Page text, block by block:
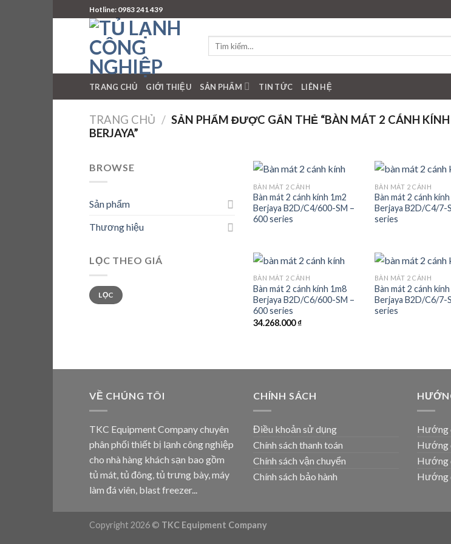
to
Hotline: 0983 241 439
TRANG CHỦ GIỚI THIỆU SẢN PHẨM TIN TỨC LIÊN HỆ
TRANG CHỦ / SẢN PHẨM ĐƯỢC GẮN THẺ “BÀN MÁT 2 CÁNH KÍNH
BERJAYA”
BROWSE
Sản phẩm
Thương hiệu
LỌC THEO GIÁ
Giá
thấp
nhất
Giá
cao
nhất
LỌC
Add to
wishlist
BÀN MÁT 2 CÁNH
Bàn mát 2 cánh kính 1m2
Berjaya B2D/C4/600-SM –
600 series
BÀN MÁT 2 CÁNH
Bàn mát 2 cánh
Berjaya B2D/C4/7-
series
Add to
wishlist
BÀN MÁT 2 CÁNH
Bàn mát 2 cánh kính 1m8
Berjaya B2D/C6/600-SM –
600 series
34.268.000₫
BÀN MÁT 2 CÁNH
Bàn mát 2 cánh
Berjaya B2D/C6/7-
series
VỀ CHÚNG TÔI
TKC Equipment Company chuyên
phân phối thiết bị lạnh công nghiệp
cho nhà hàng khách sạn bao gồm
tủ mát, tủ đông, tủ trưng bày, máy
làm đá viên, blast freezer...
CHÍNH SÁCH
Điều khoản sử dụng
Chính sách thanh toán
Chính sách vận chuyển
Chính sách bảo hành
Hướng
Hướng
Hướng
Hướng
Copyright 2026 © TKC Equipment Company